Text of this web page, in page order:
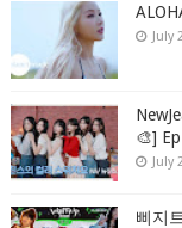
July
🎨]
July
삐지